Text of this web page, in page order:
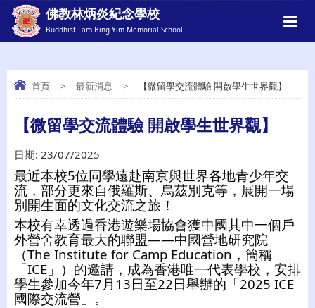
佛教林炳炎紀念學校
Buddhist Lam Bing Yim Memorial School
【微留學交流體驗 開啟學生世界觀】
首頁 > 最新消息 > 【微留學交流體驗 開啟學生世界觀】
【微留學交流體驗 開啟學生世界觀】
日期: 23/07/2025
最近本校5位同學遠赴南京與世界各地青少年交
流，部分更來自俄羅斯、烏茲別克等，展開一場
別開生面的文化交流之旅！
本校有幸透過香港遊樂場協會獲中國其中一個戶
外營舍教育最大的聯盟——中國營地研究院
（The Institute for Camp Education，簡稱
「ICE」）的邀請，成為香港唯一代表學校，安排
學生參加今年7月13日至22日舉辦的「2025 ICE
國際交流營」。